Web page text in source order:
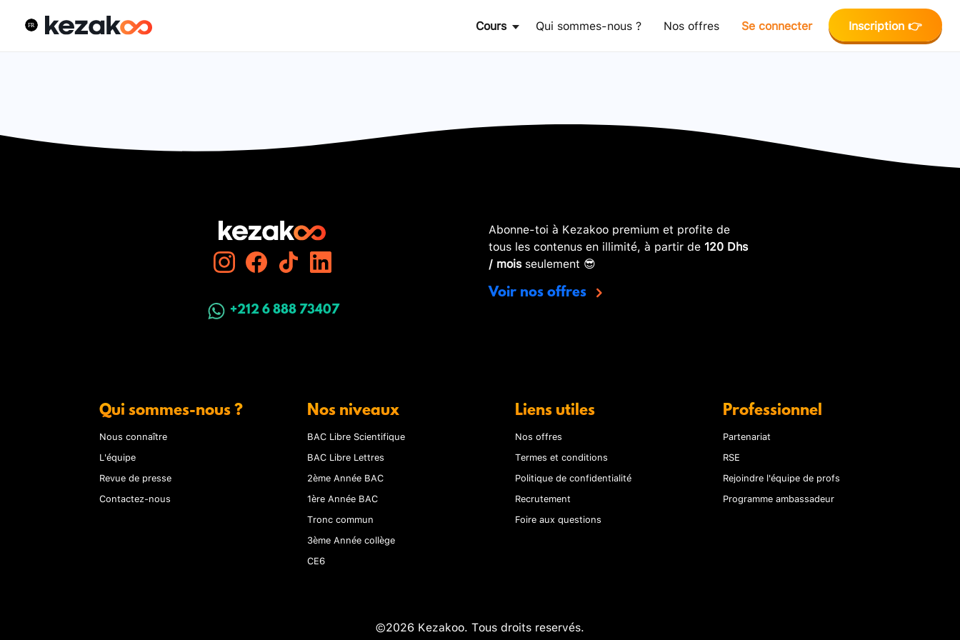
Cours Qui sommes-nous ? Nos offres Se connecter Inscription 👉
+212 6 888 73407
Abonne-toi à Kezakoo premium et profite de
tous les contenus en illimité, à partir de 120 Dhs
/ moisseulement 😎
Voir nos offres
Qui sommes-nous ?
Nous connaître
L'équipe
Revue de presse
Contactez-nous
Nos niveaux
BAC Libre Scientifique
BAC Libre Lettres
2ème Année BAC
1ère Année BAC
Tronc commun
3ème Année collège
CE6
Liens utiles
Nos offres
Termes et conditions
Politique de confidentialité
Recrutement
Foire aux questions
Professionnel
Partenariat
RSE
Rejoindre l'équipe de profs
Programme ambassadeur
©2026 Kezakoo. Tous droits reservés.